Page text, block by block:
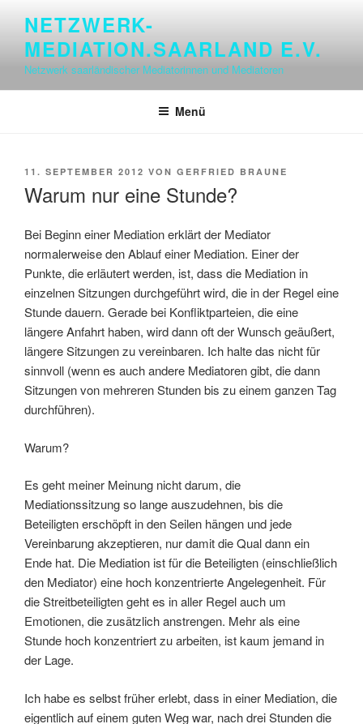
springen
NETZWERK-
MEDIATION.SAARLAND E.V.
Netzwerk saarländischer Mediatorinnen und Mediatoren
Menü
VERÖFFENTLICHT
11. SEPTEMBER 2012 VON GERFRIED BRAUNE
Warum nur eine Stunde?
Bei Beginn einer Mediation erklärt der Mediator
normalerweise den Ablauf einer Mediation. Einer der
Punkte, die erläutert werden, ist, dass die Mediation in
einzelnen Sitzungen durchgeführt wird, die in der Regel eine
Stunde dauern. Gerade bei Konfliktparteien, die eine
längere Anfahrt haben, wird dann oft der Wunsch geäußert,
längere Sitzungen zu vereinbaren. Ich halte das nicht für
sinnvoll (wenn es auch andere Mediatoren gibt, die dann
Sitzungen von mehreren Stunden bis zu einem ganzen Tag
durchführen).
Warum?
Es geht meiner Meinung nicht darum, die
Mediationssitzung so lange auszudehnen, bis die
Beteiligten erschöpft in den Seilen hängen und jede
Vereinbarung akzeptieren, nur damit die Qual dann ein
Ende hat. Die Mediation ist für die Beteiligten (einschließlich
den Mediator) eine hoch konzentrierte Angelegenheit. Für
die Streitbeteiligten geht es in aller Regel auch um
Emotionen, die zusätzlich anstrengen. Mehr als eine
Stunde hoch konzentriert zu arbeiten, ist kaum jemand in
der Lage.
Ich habe es selbst früher erlebt, dass in einer Mediation, die
eigentlich auf einem guten Weg war, nach drei Stunden die